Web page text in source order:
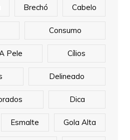
Brechó Cabelo
Consumo
Pele Cílios
Delineado
Dica
Esmalte Gola Alta